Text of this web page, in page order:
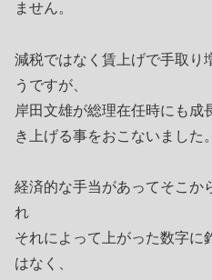
ません。
減税ではなく賃上げで手取り
うですが、
岸田文雄が総理在任時にも成
き上げる事をおこないました。
経済的な手当があってそこか
れ
それによって上がった数字に
はなく、